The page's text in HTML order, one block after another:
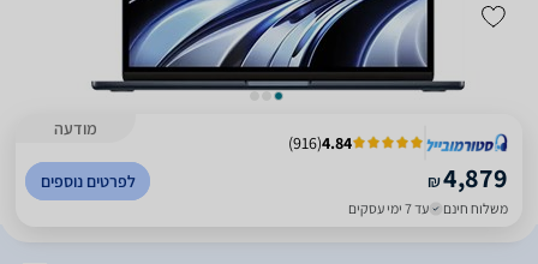
מודעה
4.84
(
916
)
₪4,879
משלוח חינם עד 7 ימי עסקים
לפרטים נוספים